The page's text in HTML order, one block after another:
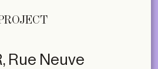
Rue Neuve